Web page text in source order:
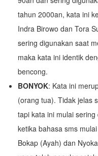
tahun 2000an, kata ini
Indra Birowo dan Tora
sering digunakan saat
maka kata ini identik
bencong.
BONYOK: Kata ini
(orang tua). Tidak jelas
tapi kata ini mulai
ketika bahasa sms
Bokap (Ayah) dan